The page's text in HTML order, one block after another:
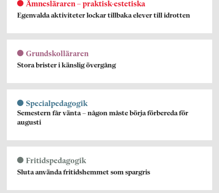
Ämnesläraren – praktisk-estetiska
Egenvalda aktiviteter lockar tillbaka elever till idrotten
Grundskolläraren
Stora brister i känslig övergång
Specialpedagogik
Semestern får vänta – någon måste börja förbereda för
augusti
Fritidspedagogik
Sluta använda fritidshemmet som spargris